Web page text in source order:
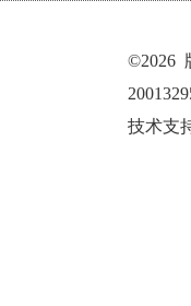
©2026
技术支